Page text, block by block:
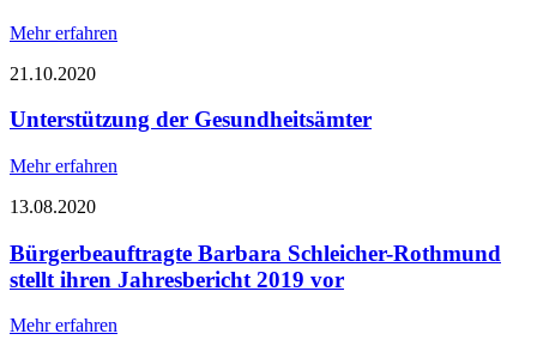
Mehr erfahren
21.10.2020
Unterstützung der Gesundheitsämter
Mehr erfahren
13.08.2020
Bürgerbeauftragte Barbara Schleicher-Rothmund
stellt ihren Jahresbericht 2019 vor
Mehr erfahren